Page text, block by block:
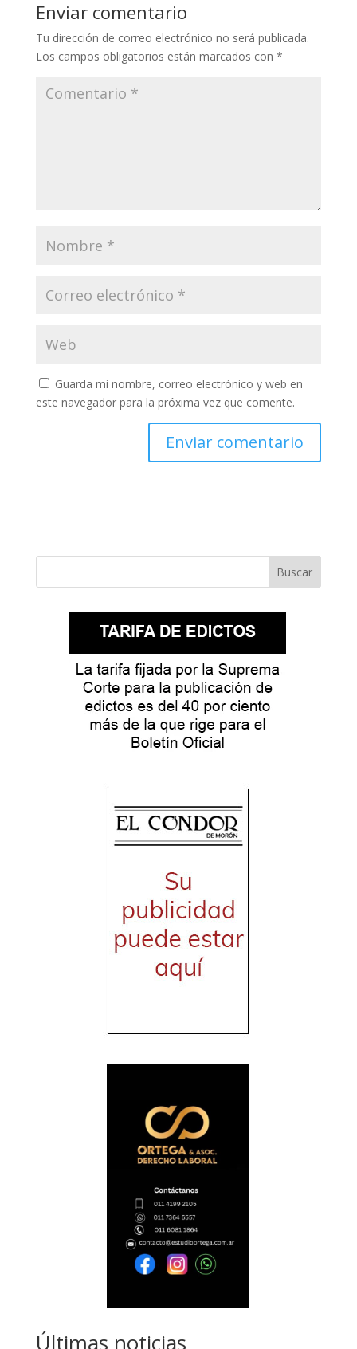
n
k
o
k
m p
p
ti
r
Enviar comentario
Tu dirección de correo electrónico no será publicada.
Los campos obligatorios están marcados con *
Guarda mi nombre, correo electrónico y web en
este navegador para la próxima vez que comente.
Buscar
Últimas noticias